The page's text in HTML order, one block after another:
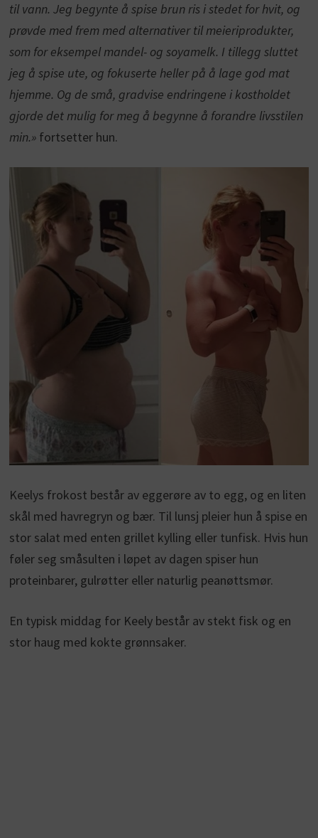
til vann. Jeg begynte å spise brun ris i stedet for hvit, og
prøvde med frem med alternativer til meieriprodukter,
som for eksempel mandel- og soyamelk. I tillegg sluttet
jeg å spise ute, og fokuserte heller på å lage god mat
hjemme. Og de små, gradvise endringene i kostholdet
gjorde det mulig for meg å begynne å forandre livsstilen
min.»fortsetter hun.
Keelys frokost består av eggerøre av to egg, og en liten
skål med havregryn og bær. Til lunsj pleier hun å spise en
stor salat med enten grillet kylling eller tunfisk. Hvis hun
føler seg småsulten i løpet av dagen spiser hun
proteinbarer, gulrøtter eller naturlig peanøttsmør.
En typisk middag for Keely består av stekt fisk og en
stor haug med kokte grønnsaker.